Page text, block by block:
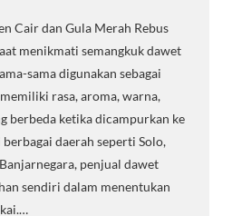
Cair dan Gula Merah Rebus
menikmati semangkuk dawet
sama digunakan sebagai
rasa, aroma, warna,
berbeda ketika dicampurkan ke
daerah seperti Solo,
penjual dawet
sendiri dalam menentukan